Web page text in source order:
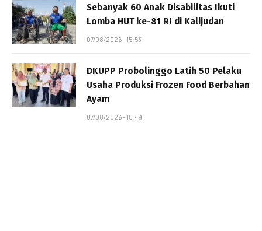
Sebanyak 60 Anak Disabilitas Ikuti
Lomba HUT ke-81 RI di Kalijudan
07/08/2026 - 15:53
DKUPP Probolinggo Latih 50 Pelaku
Usaha Produksi Frozen Food Berbahan
Ayam
07/08/2026 - 15:49